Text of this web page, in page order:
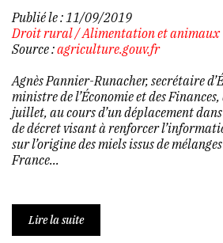
Publié le : 11/09/2019
Droit rural/Alimentation et animaux
Source :agriculture.gouv.fr
Agnès Pannier-Runacher, secrétaire
ministre de l’Économie et des
juillet, au cours d’un déplacement
de décret visant à renforcer
sur l’origine des miels issus de
France...
Lire la suite